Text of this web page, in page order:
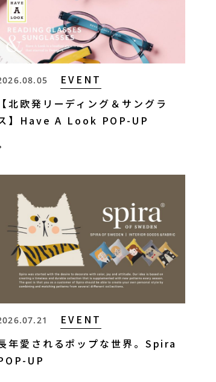
EVENT
【北欧発リーディング＆サングラ
】Have A Look POP-UP
EVENT
年愛されるポップな世界。Spira
UP